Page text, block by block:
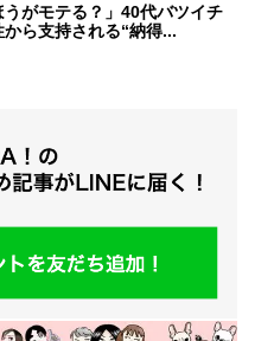
うがモテる？」40代バツイチ
ら支持される“納得...